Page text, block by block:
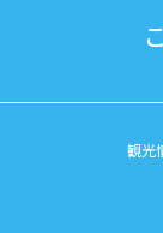
観光